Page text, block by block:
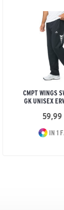
CMPT WINGS
GK UNISEX
59,99
IN 1